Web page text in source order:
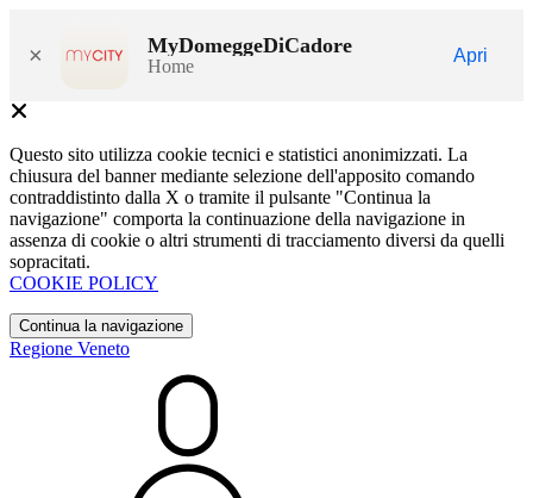
× MyDomeggeDiCadore
Home
Apri
Questo sito utilizza cookie tecnici e statistici anonimizzati. La
chiusura del banner mediante selezione dell'apposito comando
contraddistinto dalla X o tramite il pulsante "Continua la
navigazione" comporta la continuazione della navigazione in
assenza di cookie o altri strumenti di tracciamento diversi da quelli
sopracitati.
COOKIE POLICY
Continua la navigazione
Regione Veneto